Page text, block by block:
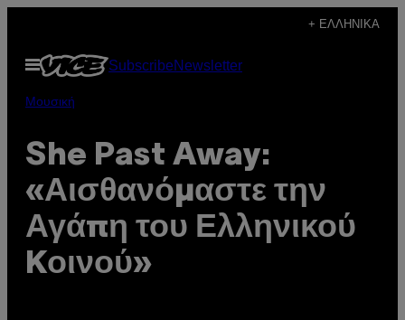
περιεχόμενο
+ ΕΛΛΗΝΙΚΆ
Ανοίξτε
το
SubscribeNewsletter
Μουσική
She Past Away:
«Αισθανόμαστε την
Αγάπη του Ελληνικού
Kοινού»